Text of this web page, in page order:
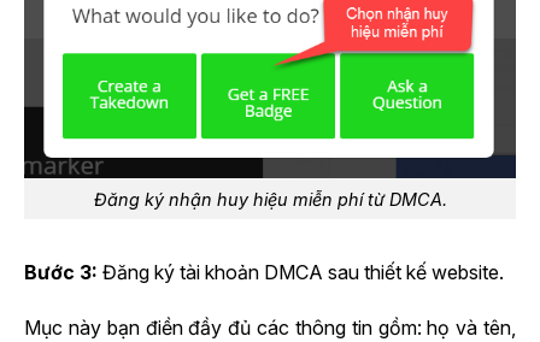
Đăng ký nhận huy hiệu miễn phí từ DMCA.
Bước 3: Đăng ký tài khoản DMCA sau thiết kế website.
Mục này bạn điền đầy đủ các thông tin gồm: họ và tên,